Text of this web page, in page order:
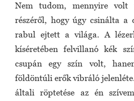
Nem tudom, mennyire volt
részéről, hogy úgy csinálta a
rabul ejtett a világa. A
kíséretében felvillanó kék
csupán egy szín volt,
földöntúli erők vibráló
általi röptetése az én